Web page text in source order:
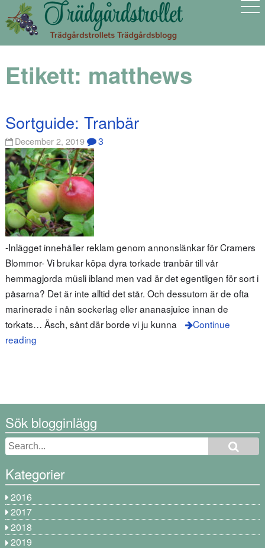
Etikett: matthews
Sortguide: Tranbär
December 2, 2019 3
-Inlägget innehåller reklam genom annonslänkar för Cramers
Blommor- Vi brukar köpa dyra torkade tranbär till vår
hemmagjorda müsli ibland men vad är det egentligen för sort i
påsarna? Det är inte alltid det står. Och dessutom är de ofta
marinerade i nån sockerlag eller ananasjuice innan de
torkats… Äsch, sånt där borde vi ju kunna
Continue
reading
Sök blogginlägg
Kategorier
2016
2017
2018
2019